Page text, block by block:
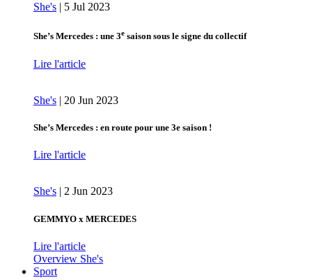
She's | 5 Jul 2023
She’s Mercedes : une 3e saison sous le signe du collectif
Lire l'article
She's | 20 Jun 2023
She’s Mercedes : en route pour une 3e saison !
Lire l'article
She's | 2 Jun 2023
GEMMYO x MERCEDES
Lire l'article
Overview She's
Sport